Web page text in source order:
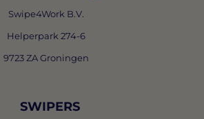
Swipe4Work B.V.
Helperpark 274-6
9723 ZA Groningen
SWIPERS